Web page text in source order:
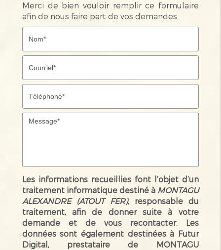
Merci de bien vouloir remplir ce formulaire
afin de nous faire part de vos demandes.
Les informations recueillies font l’objet d’un
traitement informatique destiné àMONTAGU
ALEXANDRE (ATOUT FER), responsable du
traitement, afin de donner suite à votre
demande et de vous recontacter. Les
données sont également destinées à Futur
Digital, prestataire de MONTAGU